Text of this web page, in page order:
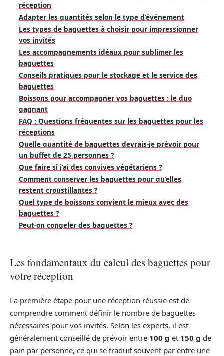
réception
Adapter les quantités selon le type d’événement
Les types de baguettes à choisir pour impressionner
vos invités
Les accompagnements idéaux pour sublimer les
baguettes
Conseils pratiques pour le stockage et le service des
baguettes
Boissons pour accompagner vos baguettes : le duo
gagnant
FAQ : Questions fréquentes sur les baguettes pour les
réceptions
Quelle quantité de baguettes devrais-je prévoir pour
un buffet de 25 personnes ?
Que faire si j’ai des convives végétariens ?
Comment conserver les baguettes pour qu’elles
restent croustillantes ?
Quel type de boissons convient le mieux avec des
baguettes ?
Peut-on congeler des baguettes ?
Les fondamentaux du calcul des baguettes pour
votre réception
La première étape pour une réception réussie est de
comprendre comment définir le nombre de baguettes
nécessaires pour vos invités. Selon les experts, il est
généralement conseillé de prévoir entre 100 g et 150 g de
pain par personne, ce qui se traduit souvent par entre une